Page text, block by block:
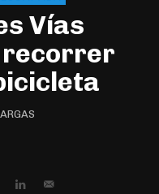
Vías
recorrer